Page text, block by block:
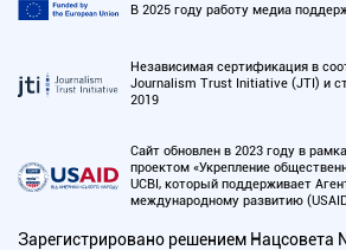
В 2025 году работу медиа
Независимая сертификация в
Journalism Trust Initiative (JTI) и
2019
Сайт обновлен в 2023 году в
проектом «Укрепление
UCBI, который поддерживает
международному развитию
Зарегистрировано решением Нацсовета